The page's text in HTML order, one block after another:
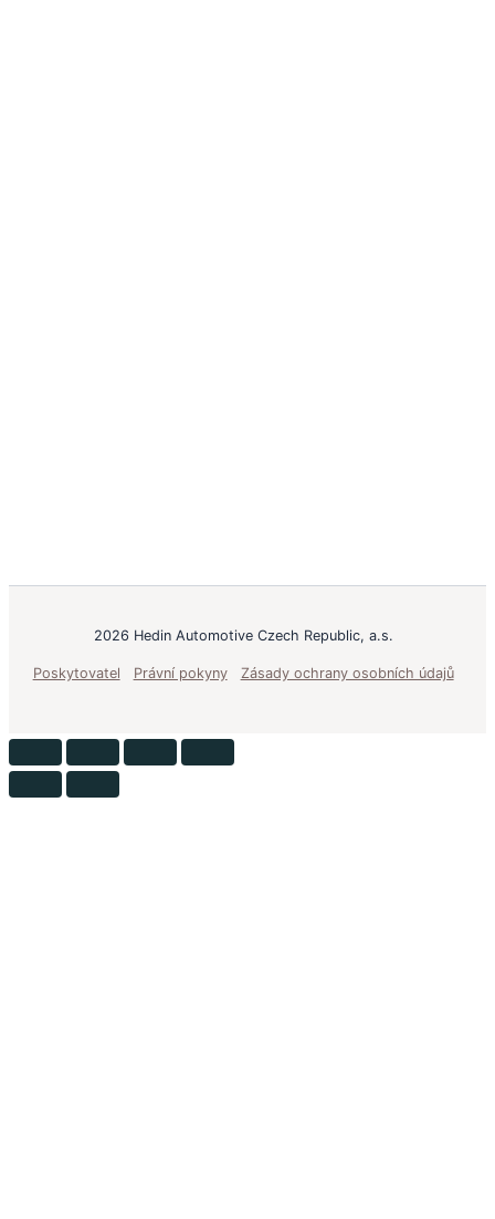
2026 Hedin Automotive Czech Republic, a.s.
Poskytovatel Právní pokyny Zásady ochrany osobních údajů